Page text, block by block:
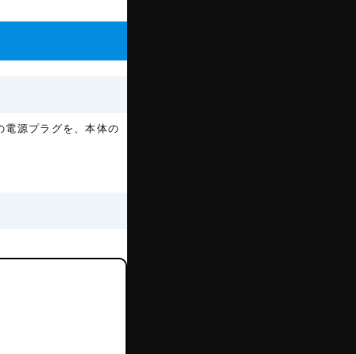
電源プラグを、本体の